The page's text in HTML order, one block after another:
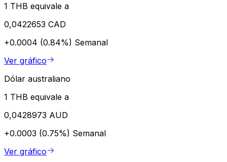
1 THB equivale a
0,0422653 CAD
+0.0004 (0.84%) Semanal
Ver gráfico
Dólar australiano
1 THB equivale a
0,0428973 AUD
+0.0003 (0.75%) Semanal
Ver gráfico